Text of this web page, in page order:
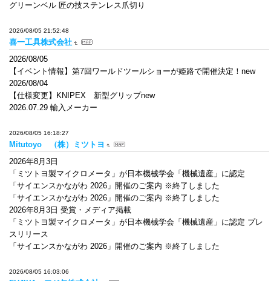
グリーンベル 匠の技ステンレス爪切り
2026/08/05 21:52:48
喜一工具株式会社
2026/08/05
【イベント情報】第7回ワールドツールショーが姫路で開催決定！new
2026/08/04
【仕様変更】KNIPEX 新型グリップnew
2026.07.29 輸入メーカー
2026/08/05 16:18:27
Mitutoyo （株）ミツトヨ
2026年8月3日
「ミツトヨ製マイクロメータ」が日本機械学会「機械遺産」に認定
「サイエンスかながわ 2026」開催のご案内 ※終了しました
「サイエンスかながわ 2026」開催のご案内 ※終了しました
2026年8月3日 受賞・メディア掲載
「ミツトヨ製マイクロメータ」が日本機械学会「機械遺産」に認定 プレ
スリリース
「サイエンスかながわ 2026」開催のご案内 ※終了しました
2026/08/05 16:03:06